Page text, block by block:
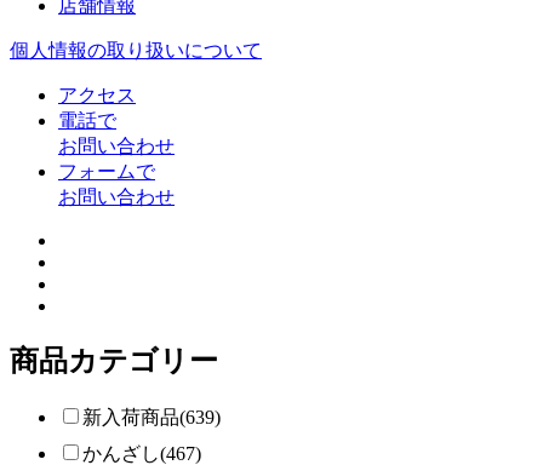
店舗情報
個人情報の取り扱いについて
アクセス
電話で
お問い合わせ
フォームで
お問い合わせ
商品カテゴリー
新入荷商品(639)
かんざし(467)